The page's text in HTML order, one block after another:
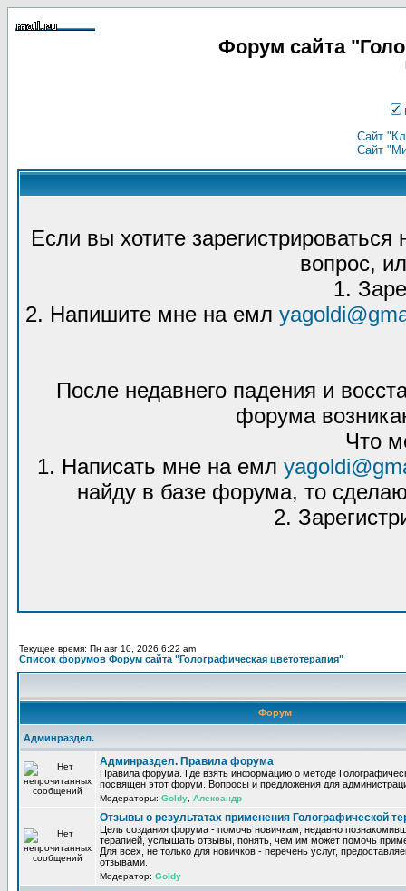
Форум сайта
Сайт
Сайт
Если вы хотите
вопрос,
1.
2. Напишите мне на емл
После недавнего падения и
форума
Что
1. Написать мне на емл
найду в базе форума, то
2.
Текущее время: Пн авг 10, 2026 6:22 am
Список форумов Форум сайта "Голографическая цветотерапия"
Форум
Админраздел.
Админраздел. Правила форума
Правила форума. Где взять информацию о методе
посвящен этот форум. Вопросы и предложения для
Модераторы: Goldy Александр
Отзывы о результатах применения Голографической
Цель создания форума - помочь новичкам, недавно
терапией, услышать отзывы, понять, чем им может помочь
Для всех, не только для новичков - перечень услуг,
отзывами.
Модератор: Goldy